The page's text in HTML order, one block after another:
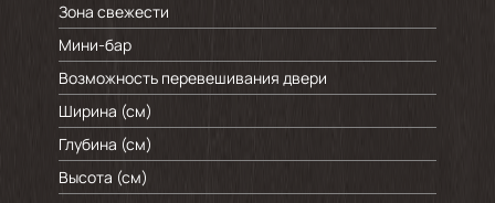
Зона свежести
Мини-бар
Возможность перевешивания двери
Ширина (см)
Глубина (см)
Высота (см)